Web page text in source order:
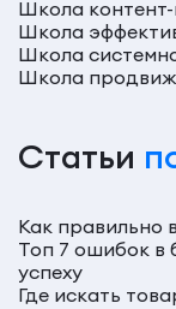
Школа
Школа
Школа
Школа
Статьи
Как правильно
Топ 7 ошибок в
успеху
Где искать